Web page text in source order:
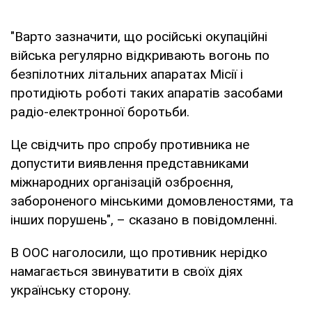
"Варто зазначити, що російські окупаційні
війська регулярно відкривають вогонь по
безпілотних літальних апаратах Місії і
протидіють роботі таких апаратів засобами
радіо-електронної боротьби.
Це свідчить про спробу противника не
допустити виявлення представниками
міжнародних організацій озброєння,
забороненого мінськими домовленостями, та
інших порушень", – сказано в повідомленні.
В ООС наголосили, що противник нерідко
намагається звинуватити в своїх діях
українську сторону.